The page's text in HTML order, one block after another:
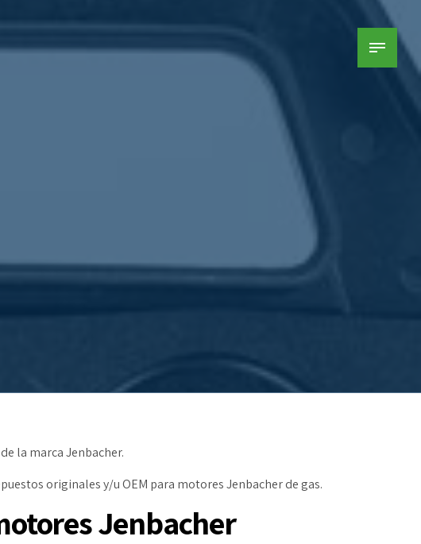
la marca Jenbacher.
originales y/u OEM para motores Jenbacher de gas.
Jenbacher